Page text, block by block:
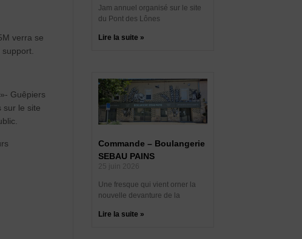
verra se
Guêpiers
sur le site
Jam annuel organisé sur le site
du Pont des Lônes
Lire la suite »
Commande – Boulangerie
SEBAU PAINS
25 juin 2026
Une fresque qui vient orner la
nouvelle devanture de la
Lire la suite »